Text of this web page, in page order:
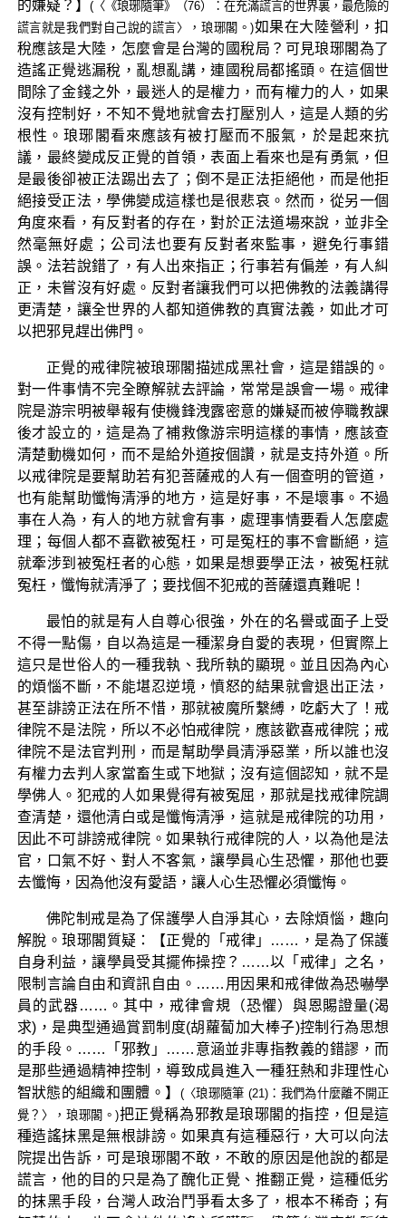
的嫌疑？】 (〈《琅琊隨筆》（76）：在充滿謊言的世界裏，最危險的
謊言就是我們對自己說的謊言〉，琅琊閣。)如果在大陸營利，扣
稅應該是大陸，怎麼會是台灣的國稅局？可見琅琊閣為了
造謠正覺逃漏稅，亂想亂講，連國稅局都搖頭。在這個世
間除了金錢之外，最迷人的是權力，而有權力的人，如果
沒有控制好，不知不覺地就會去打壓別人，這是人類的劣
根性。琅琊閣看來應該有被打壓而不服氣，於是起來抗
議，最終變成反正覺的首領，表面上看來也是有勇氣，但
是最後卻被正法踢出去了；倒不是正法拒絕他，而是他拒
絕接受正法，學佛變成這樣也是很悲哀。然而，從另一個
角度來看，有反對者的存在，對於正法道場來說，並非全
然毫無好處；公司法也要有反對者來監事，避免行事錯
誤。法若說錯了，有人出來指正；行事若有偏差，有人糾
正，未嘗沒有好處。反對者讓我們可以把佛教的法義講得
更清楚，讓全世界的人都知道佛教的真實法義，如此才可
以把邪見趕出佛門。
正覺的戒律院被琅琊閣描述成黑社會，這是錯誤的。
對一件事情不完全瞭解就去評論，常常是誤會一場。戒律
院是游宗明被舉報有使機鋒洩露密意的嫌疑而被停職教課
後才設立的，這是為了補救像游宗明這樣的事情，應該查
清楚動機如何，而不是給外道按個讚，就是支持外道。所
以戒律院是要幫助若有犯菩薩戒的人有一個查明的管道，
也有能幫助懺悔清淨的地方，這是好事，不是壞事。不過
事在人為，有人的地方就會有事，處理事情要看人怎麼處
理；每個人都不喜歡被冤枉，可是冤枉的事不會斷絕，這
就牽涉到被冤枉者的心態，如果是想要學正法，被冤枉就
冤枉，懺悔就清淨了；要找個不犯戒的菩薩還真難呢！
最怕的就是有人自尊心很強，外在的名譽或面子上受
不得一點傷，自以為這是一種潔身自愛的表現，但實際上
這只是世俗人的一種我執、我所執的顯現。並且因為內心
的煩惱不斷，不能堪忍逆境，憤怒的結果就會退出正法，
甚至誹謗正法在所不惜，那就被魔所繫縛，吃虧大了！戒
律院不是法院，所以不必怕戒律院，應該歡喜戒律院；戒
律院不是法官判刑，而是幫助學員清淨惡業，所以誰也沒
有權力去判人家當畜生或下地獄；沒有這個認知，就不是
學佛人。犯戒的人如果覺得有被冤屈，那就是找戒律院調
查清楚，還他清白或是懺悔清淨，這就是戒律院的功用，
因此不可誹謗戒律院。如果執行戒律院的人，以為他是法
官，口氣不好、對人不客氣，讓學員心生恐懼，那他也要
去懺悔，因為他沒有愛語，讓人心生恐懼必須懺悔。
佛陀制戒是為了保護學人自淨其心，去除煩惱，趣向
解脫。琅琊閣質疑：【正覺的「戒律」……，是為了保護
自身利益，讓學員受其擺佈操控？……以「戒律」之名，
限制言論自由和資訊自由。……用因果和戒律做為恐嚇學
員的武器……。其中，戒律會規（恐懼）與恩賜證量(渴
求)，是典型通過賞罰制度(胡蘿蔔加大棒子)控制行為思想
的手段。……「邪教」……意涵並非專指教義的錯謬，而
是那些通過精神控制，導致成員進入一種狂熱和非理性心
智狀態的組織和團體。】 (〈琅琊隨筆 (21)：我們為什麼離不開正
覺？〉，琅琊閣。)把正覺稱為邪教是琅琊閣的指控，但是這
種造謠抹黑是無根誹謗。如果真有這種惡行，大可以向法
院提出告訴，可是琅琊閣不敢，不敢的原因是他說的都是
謊言，他的目的只是為了醜化正覺、推翻正覺，這種低劣
的抹黑手段，台灣人政治鬥爭看太多了，根本不稀奇；有